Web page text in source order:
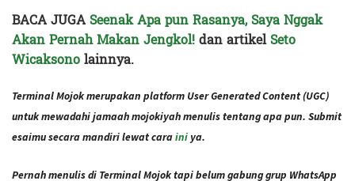
BACA JUGA Seenak Apa pun Rasanya, Saya Nggak
Akan Pernah Makan Jengkol!dan artikelSeto
Wicaksonolainnya.
Terminal Mojok merupakan platform User Generated Content (UGC)
untuk mewadahi jamaah mojokiyah menulis tentang apa pun. Submit
esaimu secara mandiri lewat caraini ya.
Pernah menulis di Terminal Mojok tapi belum gabung grup WhatsApp